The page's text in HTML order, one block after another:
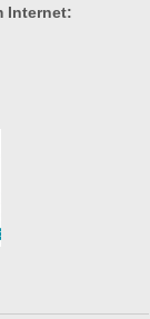
Internet: